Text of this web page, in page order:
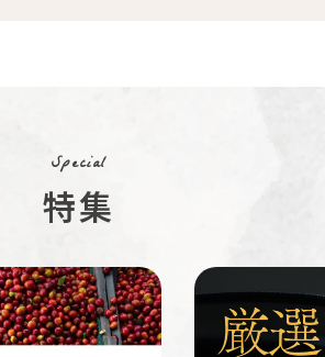
生活雑貨 福袋
ブラジル
Special
特集